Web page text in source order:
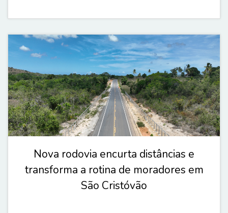
Nova rodovia encurta distâncias e
transforma a rotina de moradores em
São Cristóvão